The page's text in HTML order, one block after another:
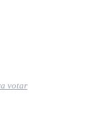
votar